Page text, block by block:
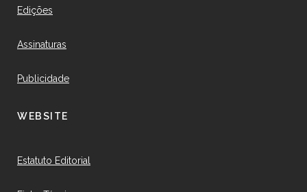
Edições
Assinaturas
Publicidade
WEBSITE
Estatuto Editorial